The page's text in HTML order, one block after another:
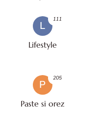
L
Lifestyle
111
P
Paste si orez
205